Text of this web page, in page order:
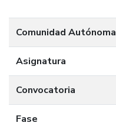
Comunidad Autónoma
Asignatura
Convocatoria
Fase